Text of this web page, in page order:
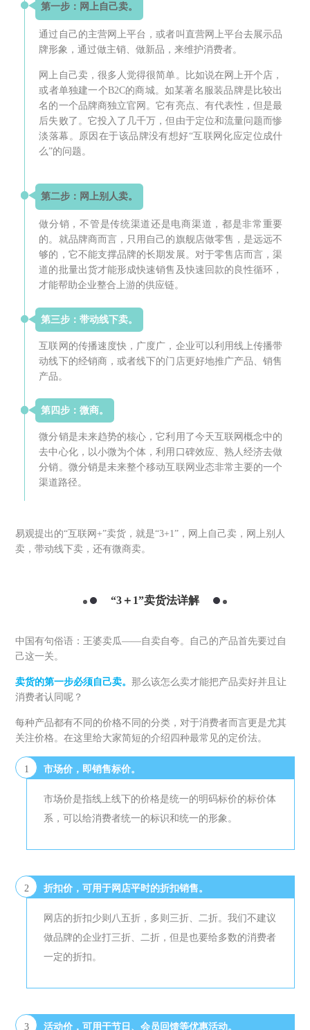
第一步：网上自己卖。
通过自己的主营网上平台，或者叫直营网上平台去展示品
牌形象，通过做主销、做新品，来维护消费者。
网上自己卖，很多人觉得很简单。比如说在网上开个店，
或者单独建一个B2C的商城。如某著名服装品牌是比较出
名的一个品牌商独立官网。它有亮点、有代表性，但是最
后失败了。它投入了几千万，但由于定位和流量问题而惨
淡落幕。原因在于该品牌没有想好“互联网化应定位成什
么”的问题。
第二步：网上别人卖。
做分销，不管是传统渠道还是电商渠道，都是非常重要
的。就品牌商而言，只用自己的旗舰店做零售，是远远不
够的，它不能支撑品牌的长期发展。对于零售店而言，渠
道的批量出货才能形成快速销售及快速回款的良性循环，
才能帮助企业整合上游的供应链。
第三步：带动线下卖。
互联网的传播速度快，广度广，企业可以利用线上传播带
动线下的经销商，或者线下的门店更好地推广产品、销售
产品。
第四步：微商。
微分销是未来趋势的核心，它利用了今天互联网概念中的
去中心化，以小微为个体，利用口碑效应、熟人经济去做
分销。微分销是未来整个移动互联网业态非常主要的一个
渠道路径。
易观提出的“互联网+”卖货，就是“3+1”，网上自己卖，网上别人
卖，带动线下卖，还有微商卖。
“3＋1”卖货法详解
中国有句俗语：王婆卖瓜——自卖自夸。自己的产品首先要过自
己这一关。
卖货的第一步必须自己卖。那么该怎么卖才能把产品卖好并且让
消费者认同呢？
每种产品都有不同的价格不同的分类，对于消费者而言更是尤其
关注价格。在这里给大家简短的介绍四种最常见的定价法。
1 市场价，即销售标价。
市场价是指线上线下的价格是统一的明码标价的标价体
系，可以给消费者统一的标识和统一的形象。
2 折扣价，可用于网店平时的折扣销售。
网店的折扣少则八五折，多则三折、二折。我们不建议
做品牌的企业打三折、二折，但是也要给多数的消费者
一定的折扣。
3 活动价，可用于节日、会员回馈等优惠活动。